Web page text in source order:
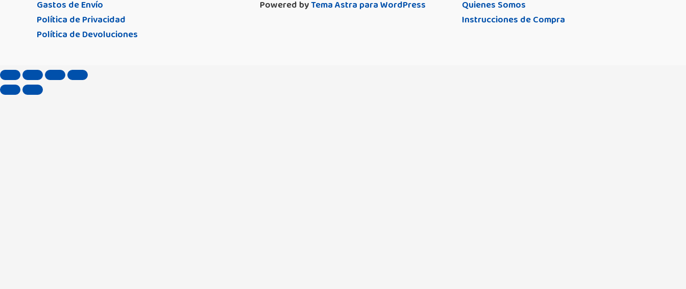
Gastos de Envío
Política de Privacidad
Política de Devoluciones
Powered byTema Astra para WordPress
Quienes Somos
Instrucciones de Compra